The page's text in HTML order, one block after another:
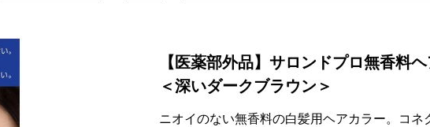
【医薬部外品】サロンドプロ無香料
＜深いダークブラウン＞
ニオイのない無香料の白髪用ヘアカラー。コ